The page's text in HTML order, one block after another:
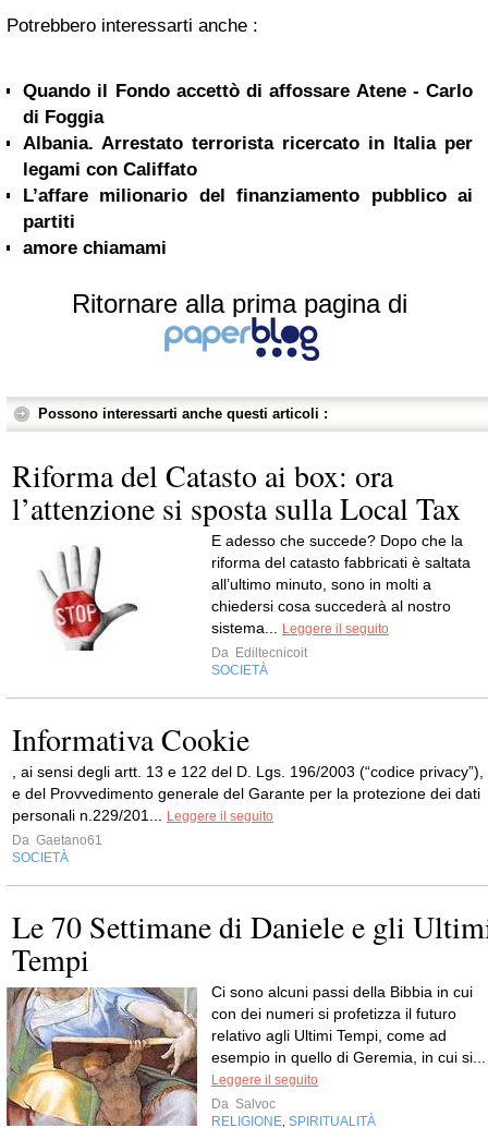
Potrebbero interessarti anche :
Quando il Fondo accettò di affossare Atene - Carlo
di Foggia
Albania. Arrestato terrorista ricercato in Italia per
legami con Califfato
L’affare milionario del finanziamento pubblico ai
partiti
amore chiamami
Ritornare alla prima pagina di
Possono interessarti anche questi articoli :
Riforma del Catasto ai box: ora
l’attenzione si sposta sulla Local Tax
E adesso che succede? Dopo che la
riforma del catasto fabbricati è saltata
all’ultimo minuto, sono in molti a
chiedersi cosa succederà al nostro
sistema...
Leggere il seguito
Da Ediltecnicoit
SOCIETÀ
Informativa Cookie
, ai sensi degli artt. 13 e 122 del D. Lgs. 196/2003 (“codice privacy”),
e del Provvedimento generale del Garante per la protezione dei dati
personali n.229/201...
Leggere il seguito
Da Gaetano61
SOCIETÀ
Le 70 Settimane di Daniele e gli
Tempi
Ci sono alcuni passi della Bibbia in cui
con dei numeri si profetizza il futuro
relativo agli Ultimi Tempi, come ad
esempio in quello di Geremia, in cui si...
Leggere il seguito
Da Salvoc
RELIGIONE SPIRITUALITÀ